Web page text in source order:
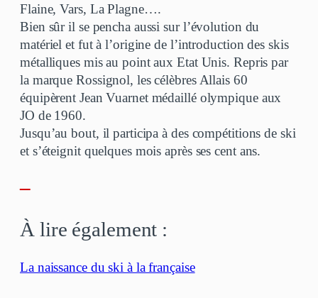
Flaine, Vars, La Plagne….
Bien sûr il se pencha aussi sur l’évolution du
matériel et fut à l’origine de l’introduction des skis
métalliques mis au point aux Etat Unis. Repris par
la marque Rossignol, les célèbres Allais 60
équipèrent Jean Vuarnet médaillé olympique aux
JO de 1960.
Jusqu’au bout, il participa à des compétitions de ski
et s’éteignit quelques mois après ses cent ans.
–
À lire également :
La naissance du ski à la française